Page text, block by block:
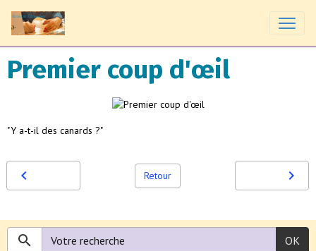
Premier coup d'œil
"Y a-t-il des canards ?"
Retour
OK